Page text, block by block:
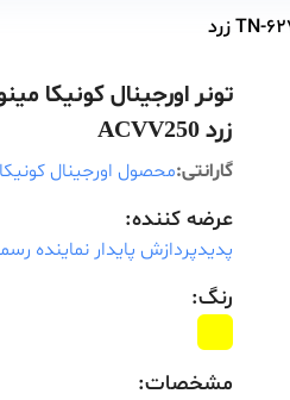
زرد ACVV250
گارانتی:محصول اورجینال
عرضه کننده:
پدیدپردازش پایدار نماینده
رنگ:
مشخصات: